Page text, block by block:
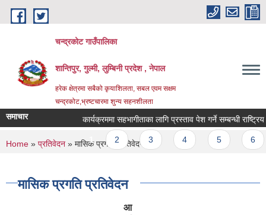
Skip to main content
चन्द्रकोट गाउँपालिका
शान्तिपुर, गुल्मी, लुम्बिनी प्रदेश , नेपाल
हरेक क्षेत्रमा सबैको कृयाशिलता, सबल एवम सक्षम
चन्द्रकोट,भ्रष्टचारमा शुन्य सहनशीलता
समाचार कार्यक्रममा सहभागीताका लागि प्रस्ताव पेश गर्ने सम्बन्धी
Pages
1 2 3
You are here
Home » प्रतिवेदन » मासिक प्रगति प्रतिवेदन
मासिक प्रगति प्रतिवेदन
आ